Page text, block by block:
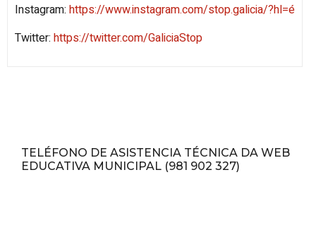
Instagram: https://www.instagram.com/stop.galicia/?hl=é
Twitter: https://twitter.com/GaliciaStop
TELÉFONO DE ASISTENCIA TÉCNICA DA WEB
EDUCATIVA MUNICIPAL (981 902 327)